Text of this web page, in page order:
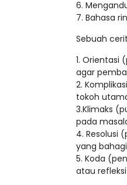
6.
7. Bahasa
Sebuah
1. Orientasi
agar
2.
tokoh
3.Klimaks
pada
4. Resolusi
yang
5. Koda
atau